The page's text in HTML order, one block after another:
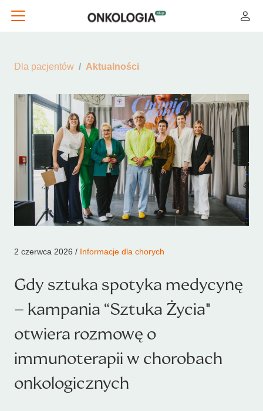
Dla pacjentów Aktualności
2 czerwca 2026 / Informacje dla chorych
Gdy sztuka spotyka medycynę
– kampania “Sztuka Życia"
otwiera rozmowę o
immunoterapii w chorobach
onkologicznych